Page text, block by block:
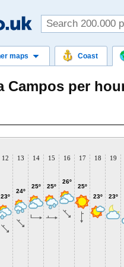
maps Coast
Campos per
12
23º
13
24º
14
25º
15
25º
16
26º
17
25º
18
23º
19
23º